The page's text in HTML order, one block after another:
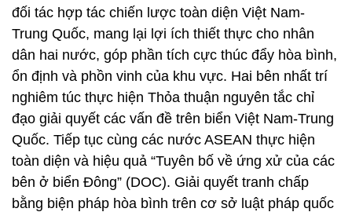
đối tác hợp tác chiến lược toàn diện Việt Nam-
Trung Quốc, mang lại lợi ích thiết thực cho nhân
dân hai nước, góp phần tích cực thúc đẩy hòa bình,
ổn định và phồn vinh của khu vực. Hai bên nhất trí
nghiêm túc thực hiện Thỏa thuận nguyên tắc chỉ
đạo giải quyết các vấn đề trên biển Việt Nam-Trung
Quốc. Tiếp tục cùng các nước ASEAN thực hiện
toàn diện và hiệu quả “Tuyên bố về ứng xử của các
bên ở biển Đông” (DOC). Giải quyết tranh chấp
bằng biện pháp hòa bình trên cơ sở luật pháp quốc